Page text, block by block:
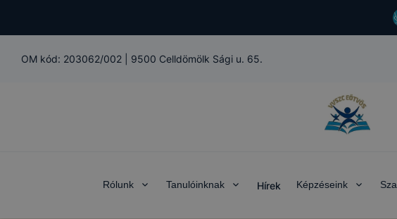
OM kód: 203062/002 9500 Celldömölk Sági u. 65.
Rólunk Tanulóinknak Hírek Képzéseink